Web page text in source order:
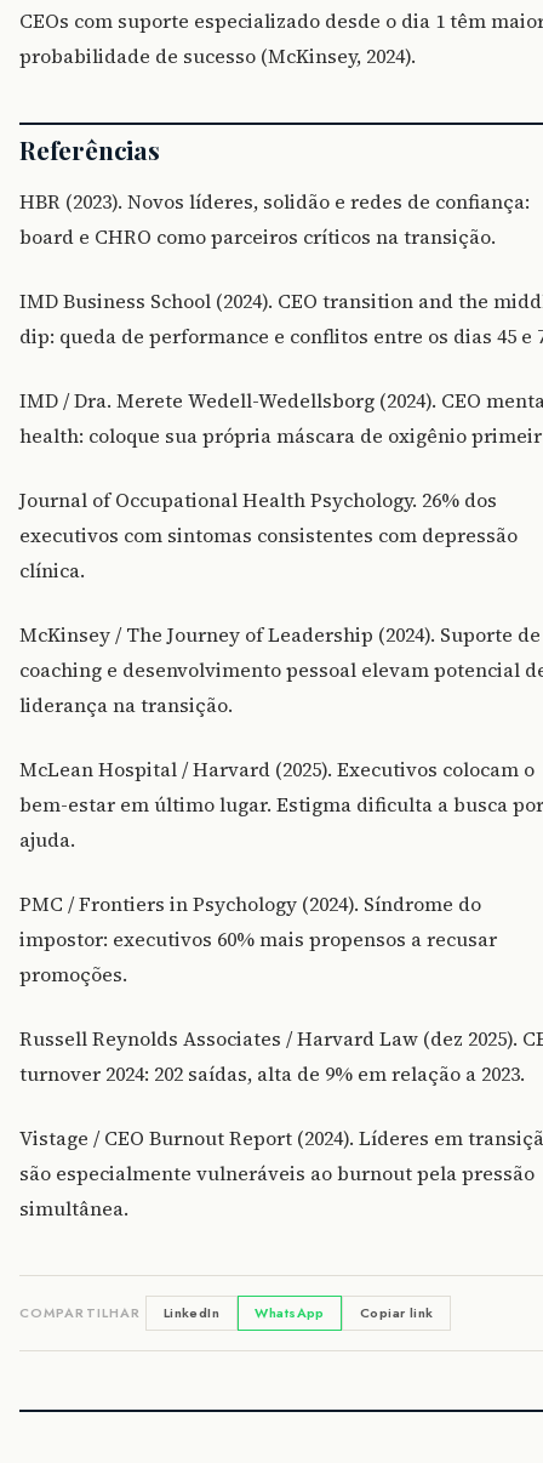
CEOs com suporte especializado desde o dia 1 têm
probabilidade de sucesso (McKinsey, 2024).
Referências
HBR (2023). Novos líderes, solidão e redes de confiança:
board e CHRO como parceiros críticos na transição.
IMD Business School (2024). CEO transition and the
dip: queda de performance e conflitos entre os dias 45 e
IMD / Dra. Merete Wedell-Wedellsborg (2024). CEO
health: coloque sua própria máscara de oxigênio
Journal of Occupational Health Psychology. 26% dos
executivos com sintomas consistentes com depressão
clínica.
McKinsey / The Journey of Leadership (2024). Suporte de
coaching e desenvolvimento pessoal elevam potencial
liderança na transição.
McLean Hospital / Harvard (2025). Executivos colocam o
bem-estar em último lugar. Estigma dificulta a busca por
ajuda.
PMC / Frontiers in Psychology (2024). Síndrome do
impostor: executivos 60% mais propensos a recusar
promoções.
Russell Reynolds Associates / Harvard Law (dez 2025).
turnover 2024: 202 saídas, alta de 9% em relação a 2023.
Vistage / CEO Burnout Report (2024). Líderes em
são especialmente vulneráveis ao burnout pela pressão
simultânea.
COMPARTILHAR LinkedIn WhatsApp Copiar link